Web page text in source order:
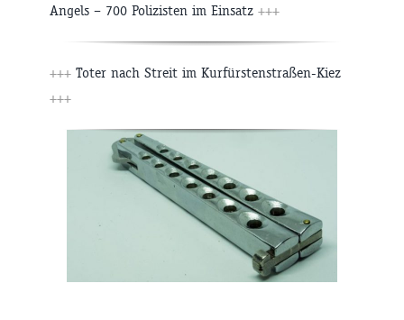
Angels – 700 Polizisten im Einsatz +++
+++ Toter nach Streit im Kurfürstenstraßen-Kiez
+++